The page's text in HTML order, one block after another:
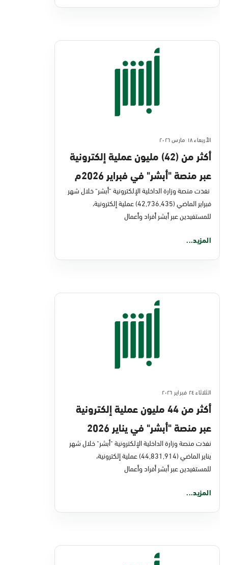
الأربعاء ١٨ مارس ٢٠٢٦
أكثر من (42) مليون عملية إلكترونية
عبر منصة "أبشر" في فبراير 2026م
نفذت منصة وزارة الداخلية الإلكترونية "أبشر" خلال شهر
فبراير الماضي (42,736,435) عملية إلكترونية،
للمستفيدين عبر أبشر أفراد وأعمال
المزيد...
الثلاثاء ٢٤ فبراير ٢٠٢٦
أكثر من 44 مليون عملية إلكترونية
عبر منصة "أبشر" في يناير 2026
نفذت منصة وزارة الداخلية الإلكترونية "أبشر" خلال شهر
يناير الماضي (44,831,914) عملية إلكترونية،
للمستفيدين عبر أبشر أفراد وأعمال
المزيد...